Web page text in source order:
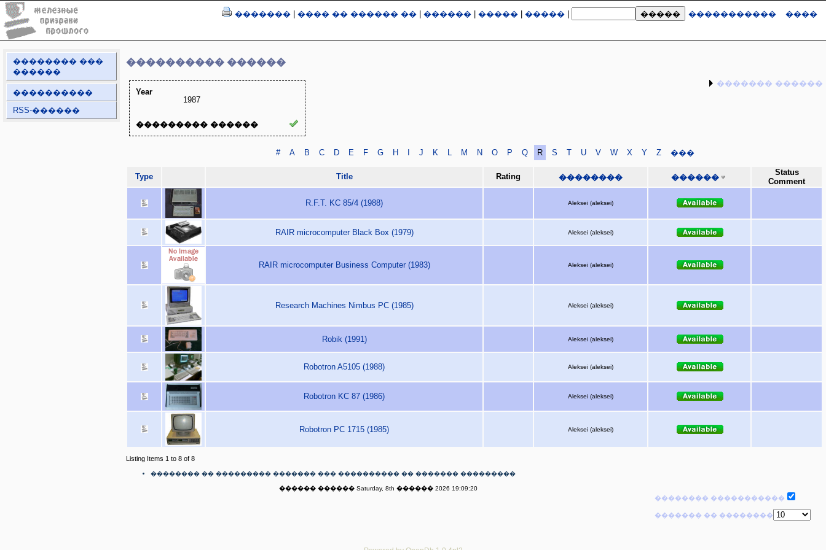
������� ���� �� ������ �� ������ ����� ����� ����������� ����
�������� ���
������
����������
RSS-������
���������� ������
Year
1987
��������� ������
������� ������
# A B C D E F G H I J K L M N O P Q R S T U V W X Y Z ���
Type Title Rating �������� ������
Status
Comment
R.F.T. KC 85/4 (1988) Aleksei (aleksei)
RAIR microcomputer Black Box (1979) Aleksei (aleksei)
RAIR microcomputer Business Computer (1983) Aleksei (aleksei)
Research Machines Nimbus PC (1985) Aleksei (aleksei)
Robik (1991) Aleksei (aleksei)
Robotron A5105 (1988) Aleksei (aleksei)
Robotron KC 87 (1986) Aleksei (aleksei)
Robotron PC 1715 (1985) Aleksei (aleksei)
Listing Items 1 to 8 of 8
�������� �� ��������� ������� ��� ���������� �� ������� ���������
�������� �����������
������� �� ��������
������ ������ Saturday, 8th ������ 2026 19:09:20